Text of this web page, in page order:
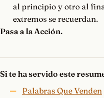
al principio y otro al
extremos se recuerdan.
Pasa a la Acción.
Si te ha servido este
Palabras Que Venden